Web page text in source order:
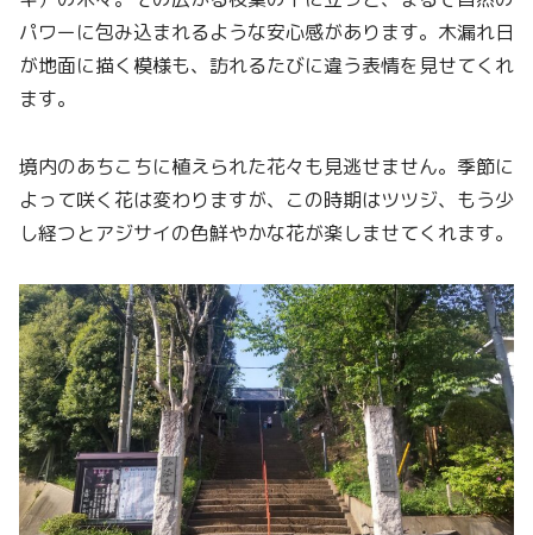
パワーに包み込まれるような安心感があります。木漏れ日
が地面に描く模様も、訪れるたびに違う表情を見せてくれ
ます。
境内のあちこちに植えられた花々も見逃せません。季節に
よって咲く花は変わりますが、この時期はツツジ、もう少
し経つとアジサイの色鮮やかな花が楽しませてくれます。